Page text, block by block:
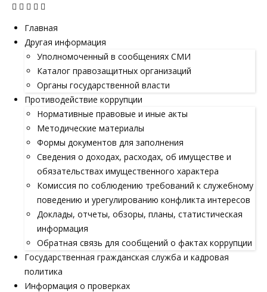
Главная
Другая информация
Уполномоченный в сообщениях СМИ
Каталог правозащитных организаций
Органы государственной власти
Противодействие коррупции
Нормативные правовые и иные акты
Методические материалы
Формы документов для заполнения
Сведения о доходах, расходах, об имуществе и
обязательствах имущественного характера
Комиссия по соблюдению требований к служебному
поведению и урегулированию конфликта интересов
Доклады, отчеты, обзоры, планы, статистическая
информация
Обратная связь для сообщений о фактах коррупции
Государственная гражданская служба и кадровая
политика
Информация о проверках